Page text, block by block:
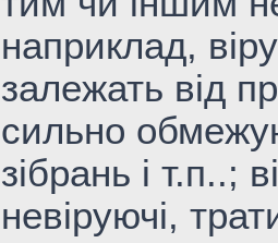
наприклад,
залежать від
сильно
зібрань і т.п..;
невіруючі,